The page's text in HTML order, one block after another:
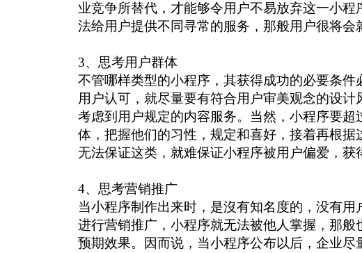
业竞争所替代，才能够令用户不易放弃这一小
法给用户提供不同寻常的服务，那般用户很将会
3、思考用户群体
不管哪样类型的小程序，其获得成功的必要条
用户认可，就尽量要有符合用户审美观念的设
考虑到用户规定的内容服务。当然，小程序要
体，把握他们的习性，规定和喜好，接着再根
无法保证这类，就难保证小程序被用户偏爱，获
4、思考营销推广
当小程序制作出来时，是沒有知名度的，没有
进行营销推广，小程序就无法被他人掌握，那
预期效果。因而说，当小程序公布以后，企业